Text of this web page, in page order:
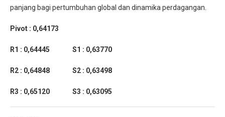
panjang bagi pertumbuhan global dan dinamika perdagangan.
Pivot : 0,64173
R1 : 0,64445 S1 : 0,63770
R2 : 0,64848 S2 : 0,63498
R3 : 0,65120 S3 : 0,63095